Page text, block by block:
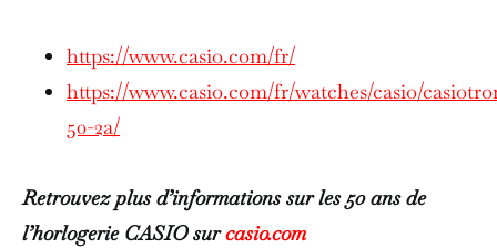
https://www.casio.com/fr/
https://www.casio.com/fr/watches/casio/
50-2a/
Retrouvez plus d’informations sur les 50 ans de
l’horlogerie CASIO surcasio.com